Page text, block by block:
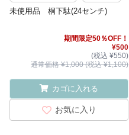
未使用品 桐下駄(24センチ)
期間限定50％OFF！
¥500
(税込 ¥550)
通常価格 ¥1,000 (税込 ¥1,100)
カゴに入れる
お気に入り